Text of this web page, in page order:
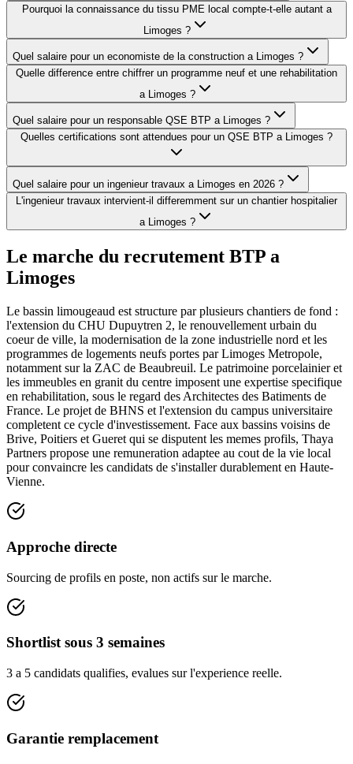
Pourquoi la connaissance du tissu PME local compte-t-elle autant a
Limoges ?
Quel salaire pour un economiste de la construction a Limoges ?
Quelle difference entre chiffrer un programme neuf et une rehabilitation
a Limoges ?
Quel salaire pour un responsable QSE BTP a Limoges ?
Quelles certifications sont attendues pour un QSE BTP a Limoges ?
Quel salaire pour un ingenieur travaux a Limoges en 2026 ?
L'ingenieur travaux intervient-il differemment sur un chantier hospitalier
a Limoges ?
Le marche du recrutement BTP a
Limoges
Le bassin limougeaud est structure par plusieurs chantiers de fond :
l'extension du CHU Dupuytren 2, le renouvellement urbain du
coeur de ville, la modernisation de la zone industrielle nord et les
programmes de logements neufs portes par Limoges Metropole,
notamment sur la ZAC de Beaubreuil. Le patrimoine porcelainier et
les immeubles en granit du centre imposent une expertise specifique
en rehabilitation, sous le regard des Architectes des Batiments de
France. Le projet de BHNS et l'extension du campus universitaire
completent ce cycle d'investissement. Face aux bassins voisins de
Brive, Poitiers et Gueret qui se disputent les memes profils, Thaya
Partners propose une remuneration adaptee au cout de la vie local
pour convaincre les candidats de s'installer durablement en Haute-
Vienne.
Approche directe
Sourcing de profils en poste, non actifs sur le marche.
Shortlist sous 3 semaines
3 a 5 candidats qualifies, evalues sur l'experience reelle.
Garantie remplacement